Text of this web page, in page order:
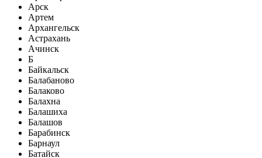
Арск
Артем
Архангельск
Астрахань
Ачинск
Б
Байкальск
Балабаново
Балаково
Балахна
Балашиха
Балашов
Барабинск
Барнаул
Батайск